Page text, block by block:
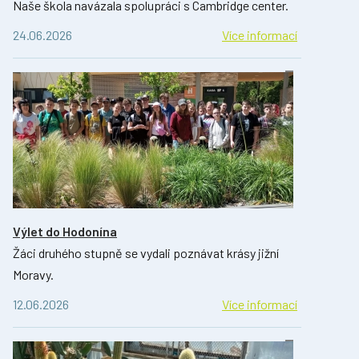
Naše škola navázala spolupráci s Cambridge center.
24.06.2026
Více informací
Výlet do Hodonína
Žáci druhého stupně se vydali poznávat krásy jižní
Moravy.
12.06.2026
Více informací